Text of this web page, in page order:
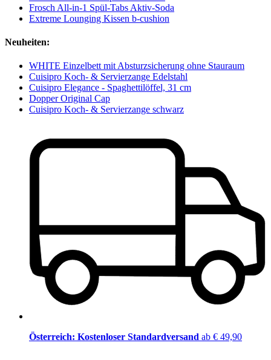
Frosch All-in-1 Spül-Tabs Aktiv-Soda
Extreme Lounging Kissen b-cushion
Neuheiten:
WHITE Einzelbett mit Absturzsicherung ohne Stauraum
Cuisipro Koch- & Servierzange Edelstahl
Cuisipro Elegance - Spaghettilöffel, 31 cm
Dopper Original Cap
Cuisipro Koch- & Servierzange schwarz
Österreich: Kostenloser Standardversand ab € 49,90